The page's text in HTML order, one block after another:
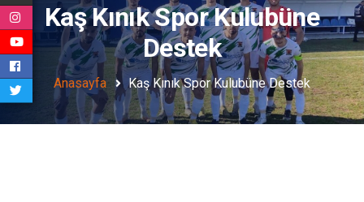
Kaş Kınık Spor Kulubüne
Destek
Anasayfa Kaş Kınık Spor Kulubüne Destek